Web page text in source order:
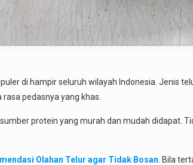
di hampir seluruh wilayah Indonesia. Jenis
pedasnya yang khas.
protein yang murah dan mudah didapat.
Olahan Telur agar Tidak Bosan . Bila